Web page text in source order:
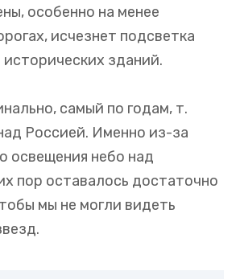
особенно на менее
исчезнет подсветка
зданий.
самый по годам, т.
Россией. Именно из-за
освещения небо над
пор оставалось достаточно
мы не могли видеть